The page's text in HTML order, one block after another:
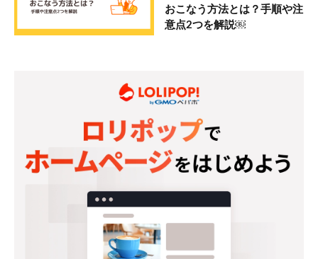
おこなう方法とは？手順や注
意点2つを解説￼